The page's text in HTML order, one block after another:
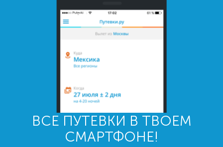
ВСЕ ПУТЕВКИ В ТВОЕМ
СМАРТФОНЕ!